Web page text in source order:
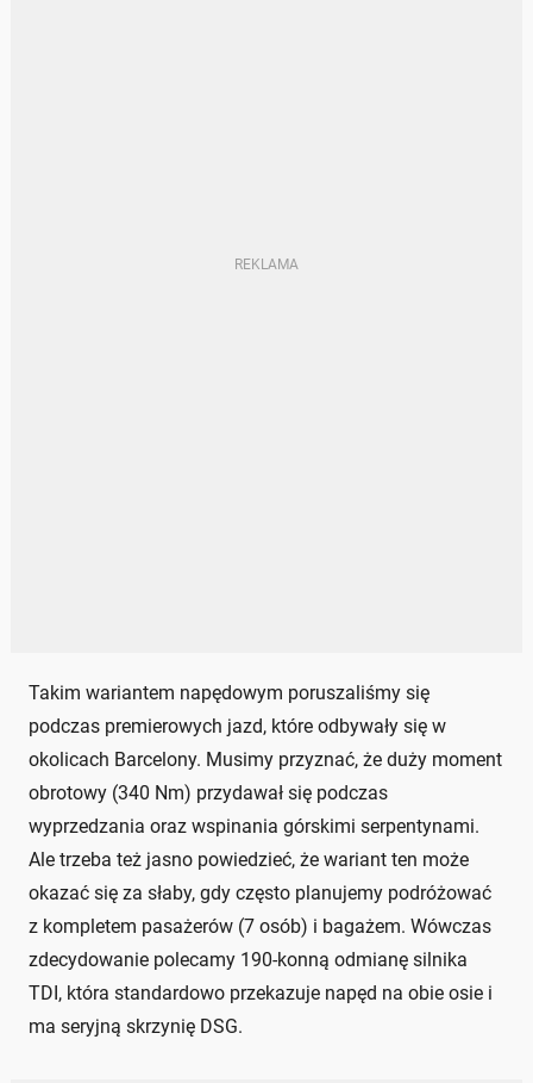
Takim wariantem napędowym poruszaliśmy się
podczas premierowych jazd, które odbywały się w
okolicach Barcelony. Musimy przyznać, że duży moment
obrotowy (340 Nm) przydawał się podczas
wyprzedzania oraz wspinania górskimi serpentynami.
Ale trzeba też jasno powiedzieć, że wariant ten może
okazać się za słaby, gdy często planujemy podróżować
z kompletem pasażerów (7 osób) i bagażem. Wówczas
zdecydowanie polecamy 190-konną odmianę silnika
TDI, która standardowo przekazuje napęd na obie osie i
ma seryjną skrzynię DSG.